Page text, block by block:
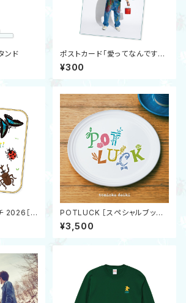
ンド
ポストカード「愛ってなんです
か？②」
¥300
2026［ノ
POTLUCK ［スペシャルブック
レット付CD］
¥3,500